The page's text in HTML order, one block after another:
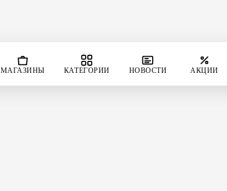
МАГАЗИНЫ КАТЕГОРИИ НОВОСТИ АКЦИИ